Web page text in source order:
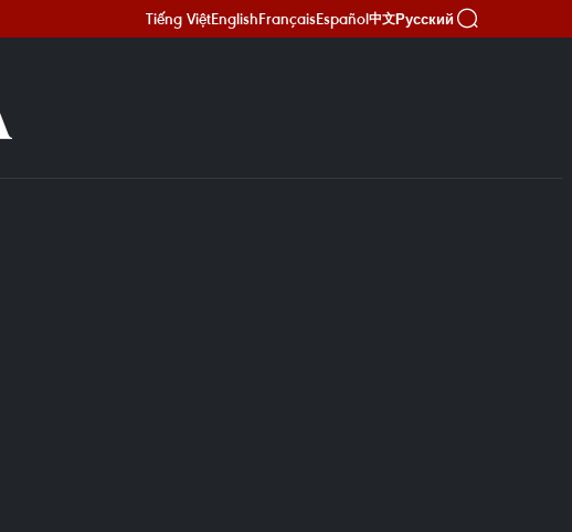
Tiếng ViệtEnglishFrançaisEspañol中文Русский